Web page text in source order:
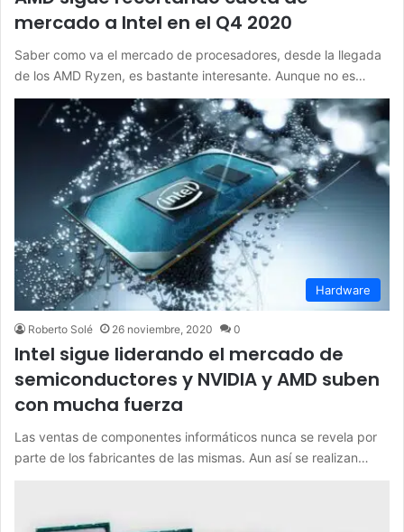
mercado a Intel en el Q4 2020
Saber como va el mercado de procesadores, desde la llegada
de los AMD Ryzen, es bastante interesante. Aunque no es…
Hardware
Roberto Solé 26 noviembre, 2020 0
Intel sigue liderando el mercado de
semiconductores y NVIDIA y AMD suben
con mucha fuerza
Las ventas de componentes informáticos nunca se revela por
parte de los fabricantes de las mismas. Aun así se realizan…